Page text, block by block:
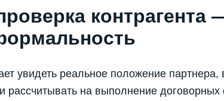
контрагента
увидеть реальное положение партнера,
рассчитывать на выполнение договорных